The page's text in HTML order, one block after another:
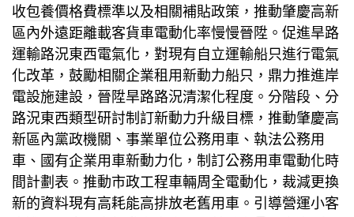
收包養價格費標準以及相關補貼政策，推動肇慶高新
區內外遠距離載客貨車電動化率慢慢晉陞。促進旱路
運輸路況東西電氣化，對現有自立運輸船只進行電氣
化改革，鼓勵相關企業租用新動力船只，鼎力推進岸
電設施建設，晉陞旱路路況清潔化程度。分階段、分
路況東西類型研討制訂新動力升級目標，推動肇慶高
新區內黨政機關、事業單位公務用車、執法公務用
車、國有企業用車新動力化，制訂公務用車電動化時
間計劃表。推動市政工程車輛周全電動化，裁減更換
新的資料現有高耗能高排放老舊用車。引導營運小客